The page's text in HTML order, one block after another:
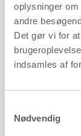
oplysninger
andre
Det gør vi for
indsamles af
Nødvendig
Med